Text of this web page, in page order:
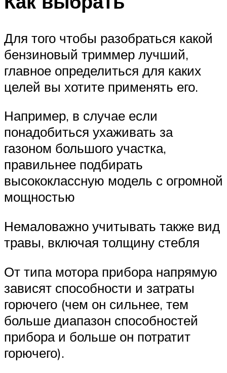
Для того чтобы разобраться какой
бензиновый триммер лучший,
главное определиться для каких
целей вы хотите применять его.
Например, в случае если
понадобиться ухаживать за
газоном большого участка,
правильнее подбирать
высококлассную модель с огромной
мощностью
Немаловажно учитывать также вид
травы, включая толщину стебля
От типа мотора прибора напрямую
зависят способности и затраты
горючего (чем он сильнее, тем
больше диапазон способностей
прибора и больше он потратит
горючего).